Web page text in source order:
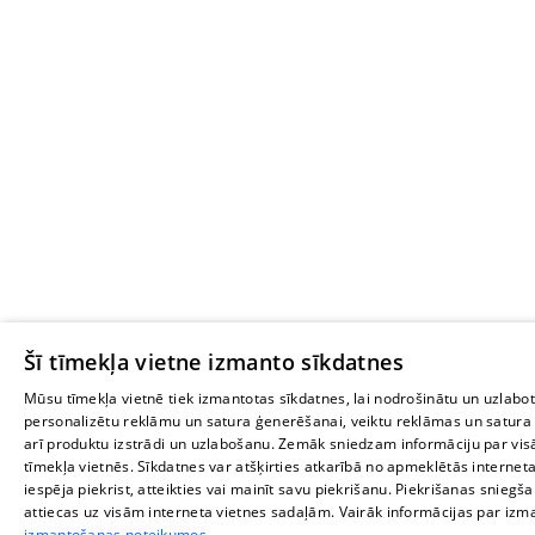
Šī tīmekļa vietne izmanto sīkdatnes
Mūsu tīmekļa vietnē tiek izmantotas sīkdatnes, lai nodrošinātu un
personalizētu reklāmu un satura ģenerēšanai, veiktu reklāmas un
arī produktu izstrādi un uzlabošanu. Zemāk sniedzam informāciju par
tīmekļa vietnēs. Sīkdatnes var atšķirties atkarībā no apmeklētās
iespēja piekrist, atteikties vai mainīt savu piekrišanu. Piekrišanas
attiecas uz visām interneta vietnes sadaļām. Vairāk informācijas par